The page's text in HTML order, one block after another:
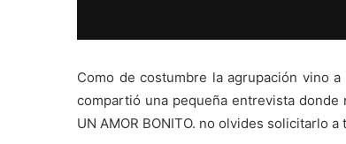
Como de costumbre la agrupación vino
compartió una pequeña entrevista
UN AMOR BONITO. no olvides solicitarlo